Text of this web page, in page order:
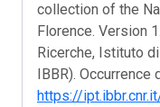
collection of the
Florence. Version
Ricerche, Istituto
IBBR). Occurrence
https://